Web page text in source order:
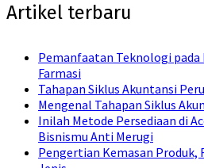
Artikel terbaru
Pemanfaatan Teknologi
Farmasi
Tahapan Siklus Akuntansi
Mengenal Tahapan Siklus
Inilah Metode Persediaan di
Bisnismu Anti Merugi
Pengertian Kemasan Produk,